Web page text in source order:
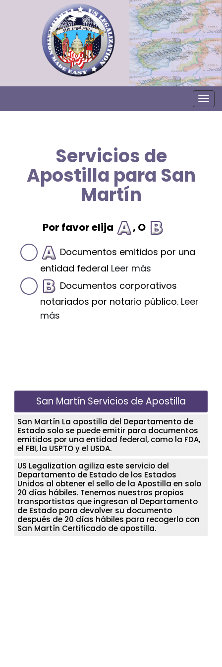
Servicios de
Apostilla para San
Martín
Por favor elija , O
Documentos emitidos por una
entidad federal Leer más
Documentos corporativos
notariados por notario público. Leer
más
San Martín Servicios de Apostilla
San Martín La apostilla del Departamento de
Estado solo se puede emitir para documentos
emitidos por una entidad federal, como la FDA,
el FBI, la USPTO y el USDA.
US Legalization agiliza este servicio del
Departamento de Estado de los Estados
Unidos al obtener el sello de la Apostilla en solo
20 días hábiles. Tenemos nuestros propios
transportistas que ingresan al Departamento
de Estado para devolver su documento
después de 20 días hábiles para recogerlo con
San Martín Certificado de apostilla.